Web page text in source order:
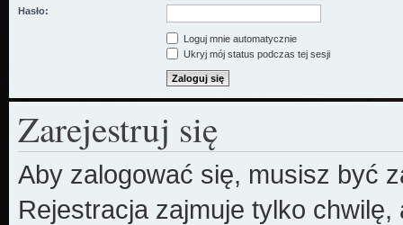
Hasło:
Loguj mnie automatycznie
Ukryj mój status podczas tej sesji
Zarejestruj się
Aby zalogować się, musisz być
Rejestracja zajmuje tylko